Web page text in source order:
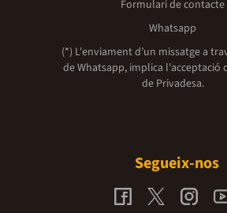
Formulari de contacte
Whatsapp
(*) L'enviament d’un missatge a
de Whatsapp, implica l'acceptació
de Privadesa.
Segueix-nos